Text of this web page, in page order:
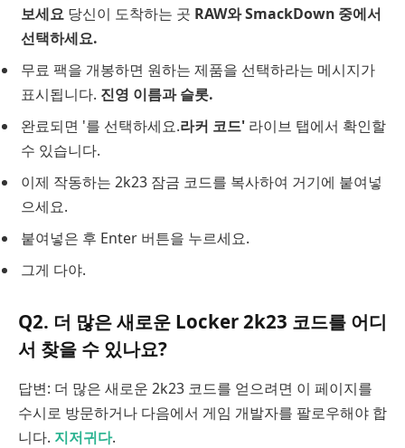
보세요 당신이 도착하는 곳 RAW와 SmackDown 중에서
선택하세요.
무료 팩을 개봉하면 원하는 제품을 선택하라는 메시지가
표시됩니다. 진영 이름과 슬롯.
완료되면 '를 선택하세요.라커 코드' 라이브 탭에서 확인할
수 있습니다.
이제 작동하는 2k23 잠금 코드를 복사하여 거기에 붙여넣
으세요.
붙여넣은 후 Enter 버튼을 누르세요.
그게 다야.
Q2. 더 많은 새로운 Locker 2k23 코드를 어디
서 찾을 수 있나요?
답변: 더 많은 새로운 2k23 코드를 얻으려면 이 페이지를
수시로 방문하거나 다음에서 게임 개발자를 팔로우해야 합
니다. 지저귀다.